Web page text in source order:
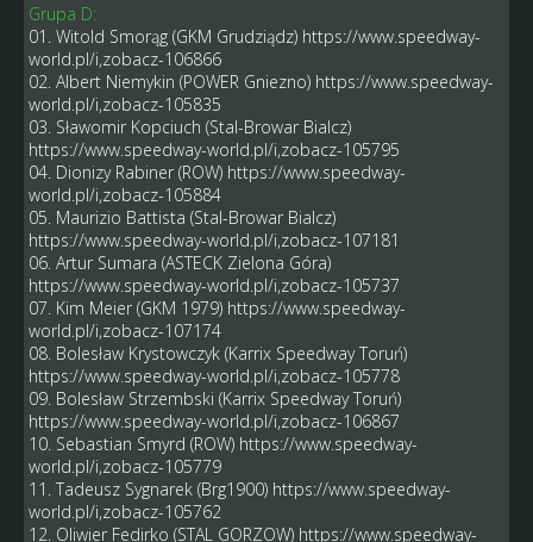
Grupa D:
01. Witold Smorąg (GKM Grudziądz) https://www.speedway-
world.pl/i,zobacz-106866
02. Albert Niemykin (POWER Gniezno) https://www.speedway-
world.pl/i,zobacz-105835
03. Sławomir Kopciuch (Stal-Browar Bialcz)
https://www.speedway-world.pl/i,zobacz-105795
04. Dionizy Rabiner (ROW) https://www.speedway-
world.pl/i,zobacz-105884
05. Maurizio Battista (Stal-Browar Bialcz)
https://www.speedway-world.pl/i,zobacz-107181
06. Artur Sumara (ASTECK Zielona Góra)
https://www.speedway-world.pl/i,zobacz-105737
07. Kim Meier (GKM 1979) https://www.speedway-
world.pl/i,zobacz-107174
08. Bolesław Krystowczyk (Karrix Speedway Toruń)
https://www.speedway-world.pl/i,zobacz-105778
09. Bolesław Strzembski (Karrix Speedway Toruń)
https://www.speedway-world.pl/i,zobacz-106867
10. Sebastian Smyrd (ROW) https://www.speedway-
world.pl/i,zobacz-105779
11. Tadeusz Sygnarek (Brg1900) https://www.speedway-
world.pl/i,zobacz-105762
12. Oliwier Fedirko (STAL GORZOW) https://www.speedway-